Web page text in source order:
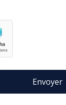
Envoyer